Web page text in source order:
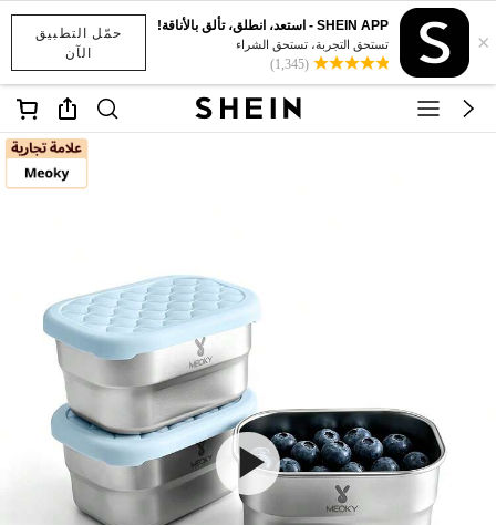
حمّل التطبيق
الآن
×
SHEIN APP - استعد، انطلق، تألق بالأناقة!
تستحق التجربة، تستحق الشراء
(1,345)